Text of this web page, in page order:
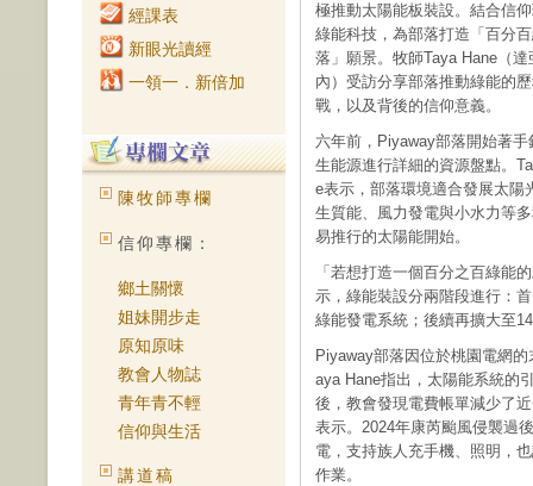
經課表
新眼光讀經
一領一．新倍加
陳牧師專欄
信仰專欄：
鄉土關懷
姐妹開步走
原知原味
教會人物誌
青年青不輕
信仰與生活
講道稿
極推動太陽能板裝設。結合信
綠能科技，為部落打造「百分
落」願景。牧師Taya Hane（達
內）受訪分享部落推動綠能的
戰，以及背後的信仰意義。
六年前，Piyaway部落開始著手
生能源進行詳細的資源盤點。
e表示，部落環境適合發展太陽
生質能、風力發電與小水力等
易推行的太陽能開始。
「若想打造一個百分之百綠能
示，綠能裝設分兩階段進行：
綠能發電系統；後續再擴大至
Piyaway部落因位於桃園電網
aya Hane指出，太陽能系統的
後，教會發現電費帳單減少了
表示。2024年康芮颱風侵襲過
電，支持族人充手機、照明，
作業。